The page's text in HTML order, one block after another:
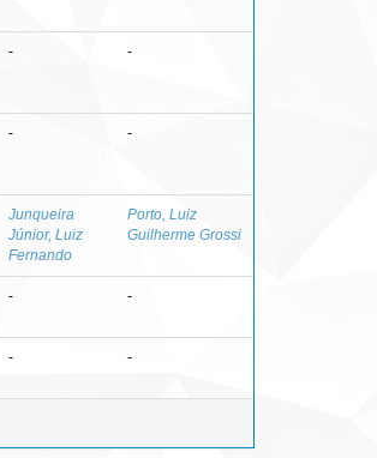
- -
- -
Junqueira
Júnior, Luiz
Fernando
Porto, Luiz
Guilherme Grossi
- -
- -